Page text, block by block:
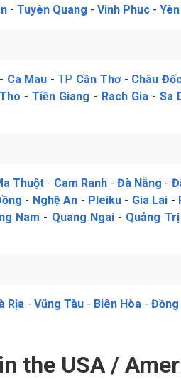
- Tuyên Quang - Vinh Phuc -
- Ca Mau -TP Cần Thơ- Châu
-Tiền Giang - Rach Gia-Sa
Thuột - Cam Ranh - Đà Nẵng -
- Nghệ An - Pleiku - Gia Lai -
Nam - Quang Ngai- Quảng Trị
Rịa - Vũng Tàu - Biên Hòa - Đồng
the USA /